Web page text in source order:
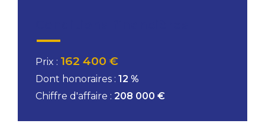
Prix : 162 400 €
Dont honoraires : 12 %
Chiffre d'affaire : 208 000 €